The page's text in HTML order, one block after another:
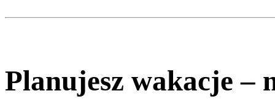
Planujesz wakacje –